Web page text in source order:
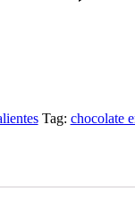
Tag: chocolate